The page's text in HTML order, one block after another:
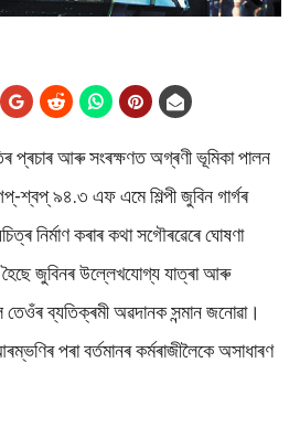
প্ৰচাৰ আৰু সংৰক্ষণত অগ্ৰণী ভূমিকা পালন
শ্বপ্ ৯৪.৩ এফ এমে শিল্পী জুবিন গাৰ্গৰ
নিৰ্মাণ কৰাৰ কথা সগৌৰৱেৰে ঘোষণা
জুবিনৰ উল্লেখযোগ্য যাত্ৰা আৰু
তেওঁৰ ব্যতিক্ৰমী অৱদানক সন্মান জনোৱা।
পৰা বৰ্তমানৰ কৰ্মৰাজীলৈকে অসাধাৰণ